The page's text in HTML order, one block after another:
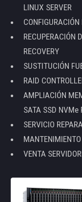
LINUX SERVER
RECUPERACIÓN
RECOVERY
SUSTITUCIÓN
RAID
AMPLIACIÓN
SATA SSD NVMe
SERVICIO
VENTA